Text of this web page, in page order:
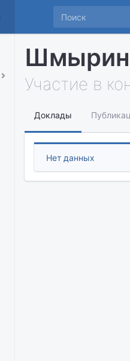
Шмырин
Участие в
Доклады
Нет данных